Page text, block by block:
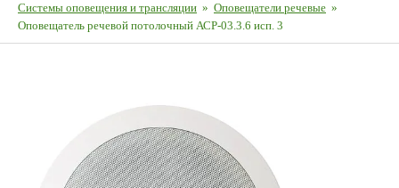
Системы оповещения и трансляции » Оповещатели речевые »
Оповещатель речевой потолочный АСР-03.3.6 исп. 3